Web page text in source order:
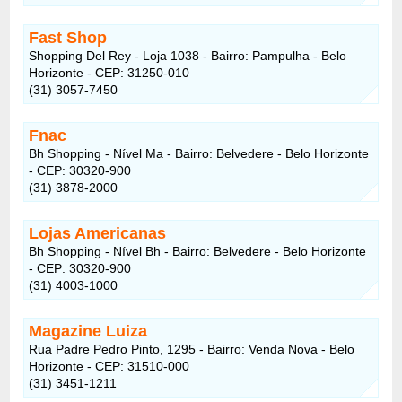
Fast Shop
Shopping Del Rey - Loja 1038 - Bairro: Pampulha - Belo
Horizonte - CEP: 31250-010
(31) 3057-7450
Fnac
Bh Shopping - Nível Ma - Bairro: Belvedere - Belo Horizonte
- CEP: 30320-900
(31) 3878-2000
Lojas Americanas
Bh Shopping - Nível Bh - Bairro: Belvedere - Belo Horizonte
- CEP: 30320-900
(31) 4003-1000
Magazine Luiza
Rua Padre Pedro Pinto, 1295 - Bairro: Venda Nova - Belo
Horizonte - CEP: 31510-000
(31) 3451-1211